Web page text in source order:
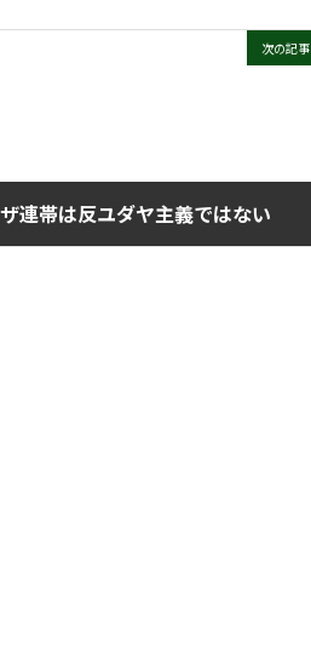
次の記事
連帯は反ユダヤ主義ではない